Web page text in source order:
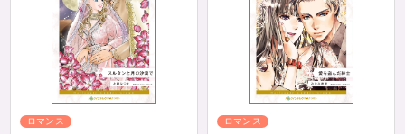
ロマンス ロマンス